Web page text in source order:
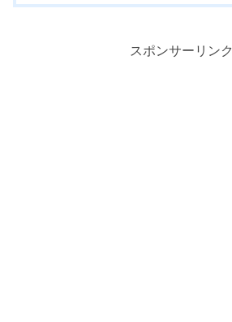
スポンサーリンク